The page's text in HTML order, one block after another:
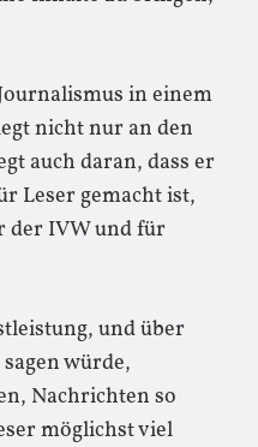
in einem
nicht nur an den
auch daran, dass er
Leser gemacht ist,
der IVW und für
und über
würde,
Nachrichten so
möglichst viel